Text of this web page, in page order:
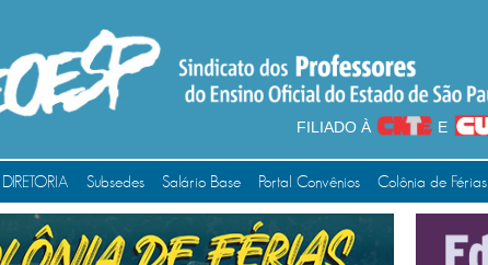
FILIADO À E
DIRETORIA Subsedes Salário Base Portal Convênios Colônia de Férias